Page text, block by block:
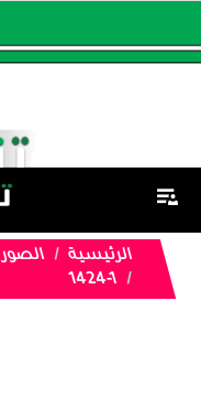
الرئيسية الصور
1424-1